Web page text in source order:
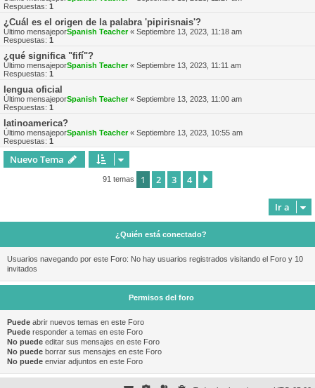
Respuestas: 1
¿Cuál es el origen de la palabra 'pipirisnais'?
Último mensajeporSpanish Teacher« Septiembre 13, 2023, 11:18 am
Respuestas: 1
¿qué significa "fifí"?
Último mensajeporSpanish Teacher« Septiembre 13, 2023, 11:11 am
Respuestas: 1
lengua oficial
Último mensajeporSpanish Teacher« Septiembre 13, 2023, 11:00 am
Respuestas: 1
latinoamerica?
Último mensajeporSpanish Teacher« Septiembre 13, 2023, 10:55 am
Respuestas: 1
Nuevo Tema
91 temas 1 2 3 4
Ir a
¿Quién está conectado?
Usuarios navegando por este Foro: No hay usuarios registrados visitando el Foro y 10
invitados
Permisos del foro
Puede abrir nuevos temas en este Foro
Puede responder a temas en este Foro
No puede editar sus mensajes en este Foro
No puede borrar sus mensajes en este Foro
No puede enviar adjuntos en este Foro